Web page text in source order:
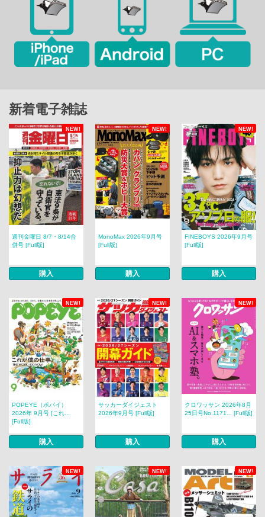
新着電子雑誌
NEW! NEW! NEW!
週刊金曜日 8/7・8/14合
併号 [Full版]
購入
MonoMax 2026年9月号
[Full版]
購入
FINEBOYS 2026年9月号
[Full版]
購入
NEW! NEW! NEW!
POPEYE（ポパイ）
2026年 9月号 [これ...
[Full版]
購入
サッカーダイジェスト
2026年9月号 [Full版]
購入
クロワッサン 2026年8月
25日号No.1171... [Full版]
購入
NEW! NEW! NEW!